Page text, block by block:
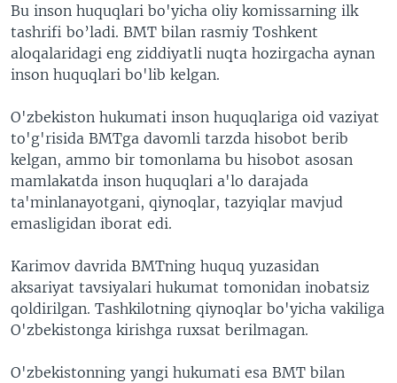
Bu inson huquqlari bo'yicha oliy komissarning ilk
tashrifi bo’ladi. BMT bilan rasmiy Toshkent
aloqalaridagi eng ziddiyatli nuqta hozirgacha aynan
inson huquqlari bo'lib kelgan.
O'zbekiston hukumati inson huquqlariga oid vaziyat
to'g'risida BMTga davomli tarzda hisobot berib
kelgan, ammo bir tomonlama bu hisobot asosan
mamlakatda inson huquqlari a'lo darajada
ta'minlanayotgani, qiynoqlar, tazyiqlar mavjud
emasligidan iborat edi.
Karimov davrida BMTning huquq yuzasidan
aksariyat tavsiyalari hukumat tomonidan inobatsiz
qoldirilgan. Tashkilotning qiynoqlar bo'yicha vakiliga
O'zbekistonga kirishga ruxsat berilmagan.
O'zbekistonning yangi hukumati esa BMT bilan